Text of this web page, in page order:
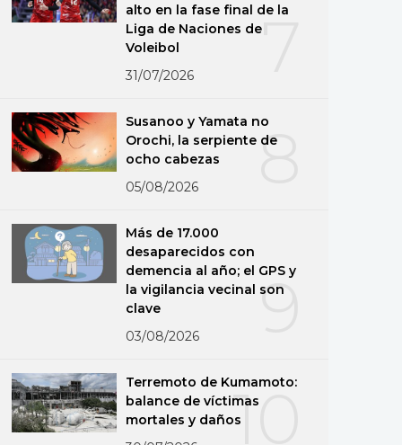
7
alto en la fase final de la
Liga de Naciones de
Voleibol
31/07/2026
8
Susanoo y Yamata no
Orochi, la serpiente de
ocho cabezas
05/08/2026
9
Más de 17.000
desaparecidos con
demencia al año; el GPS y
la vigilancia vecinal son
clave
03/08/2026
10
Terremoto de Kumamoto:
balance de víctimas
mortales y daños